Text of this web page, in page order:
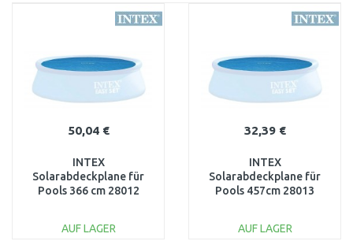
50,04 €
INTEX
Solarabdeckplane für
Pools 366 cm 28012
AUF LAGER
32,39 €
INTEX
Solarabdeckplane für
Pools 457cm 28013
AUF LAGER